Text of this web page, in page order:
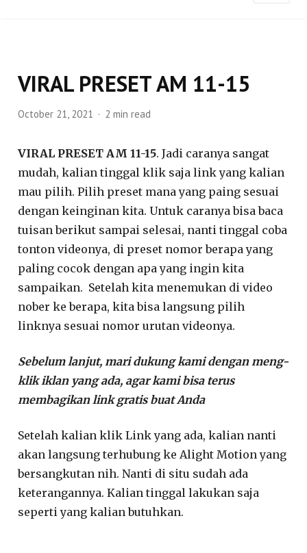
VIRAL PRESET AM 11-15
October 21, 2021 2 min read
VIRAL PRESET AM 11-15. Jadi caranya sangat
mudah, kalian tinggal klik saja link yang kalian
mau pilih. Pilih preset mana yang paing sesuai
dengan keinginan kita. Untuk caranya bisa baca
tuisan berikut sampai selesai, nanti tinggal coba
tonton videonya, di preset nomor berapa yang
paling cocok dengan apa yang ingin kita
sampaikan. Setelah kita menemukan di video
nober ke berapa, kita bisa langsung pilih
linknya sesuai nomor urutan videonya.
Sebelum lanjut, mari dukung kami dengan meng-
klik iklan yang ada, agar kami bisa terus
membagikan link gratis buat Anda
Setelah kalian klik Link yang ada, kalian nanti
akan langsung terhubung ke Alight Motion yang
bersangkutan nih. Nanti di situ sudah ada
keterangannya. Kalian tinggal lakukan saja
seperti yang kalian butuhkan.